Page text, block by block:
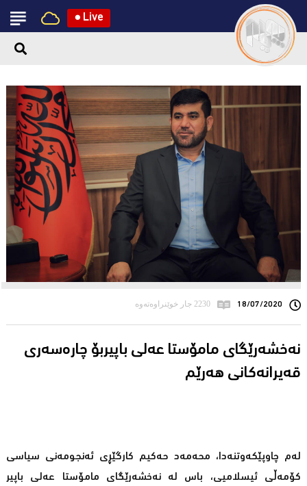
● Live
18/07/2020 2230 جار خوێنراوەتەوە
نه‌خشه‌رێگای مامۆستا عه‌لی باپیربۆ چاره‌سه‌ری
قه‌یرانه‌كانی هه‌رێم
له‌م چاوپێكه‌وتنه‌دا، محه‌مه‌د حه‌كیم كارگێڕی ئه‌نجومه‌نی سیاسی
كۆمه‌ڵی ئیسلامیی، باس له‌ نه‌خشه‌رێگای مامۆستا عه‌لی باپیر